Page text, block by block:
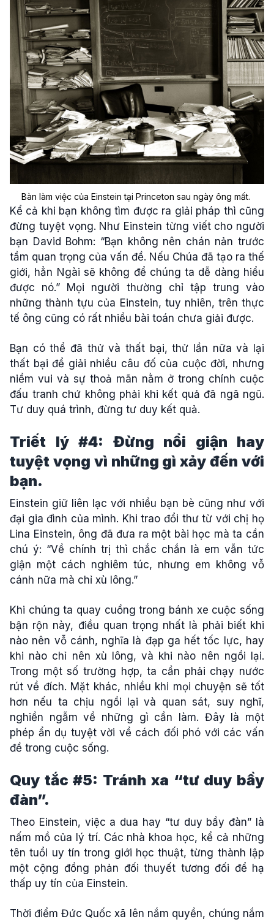
Bàn làm việc của Einstein tại Princeton sau ngày ông mất.
Kể cả khi bạn không tìm được ra giải pháp thì cũng
đừng tuyệt vọng. Như Einstein từng viết cho người
bạn David Bohm: “Bạn không nên chán nản trước
tầm quan trọng của vấn đề. Nếu Chúa đã tạo ra thế
giới, hẳn Ngài sẽ không để chúng ta dễ dàng hiểu
được nó.” Mọi người thường chỉ tập trung vào
những thành tựu của Einstein, tuy nhiên, trên thực
tế ông cũng có rất nhiều bài toán chưa giải được.
Bạn có thể đã thử và thất bại, thử lần nữa và lại
thất bại để giải nhiều câu đố của cuộc đời, nhưng
niềm vui và sự thoả mãn nằm ở trong chính cuộc
đấu tranh chứ không phải khi kết quả đã ngã ngũ.
Tư duy quá trình, đừng tư duy kết quả.
Triết lý #4: Đừng nổi giận hay
tuyệt vọng vì những gì xảy đến với
bạn.
Einstein giữ liên lạc với nhiều bạn bè cũng như với
đại gia đình của mình. Khi trao đổi thư từ với chị họ
Lina Einstein, ông đã đưa ra một bài học mà ta cần
chú ý: “Về chính trị thì chắc chắn là em vẫn tức
giận một cách nghiêm túc, nhưng em không vỗ
cánh nữa mà chỉ xù lông.”
Khi chúng ta quay cuồng trong bánh xe cuộc sống
bận rộn này, điều quan trọng nhất là phải biết khi
nào nên vỗ cánh, nghĩa là đạp ga hết tốc lực, hay
khi nào chỉ nên xù lông, và khi nào nên ngồi lại.
Trong một số trường hợp, ta cần phải chạy nước
rút về đích. Mặt khác, nhiều khi mọi chuyện sẽ tốt
hơn nếu ta chịu ngồi lại và quan sát, suy nghĩ,
nghiền ngẫm về những gì cần làm. Đây là một
phép ẩn dụ tuyệt vời về cách đối phó với các vấn
đề trong cuộc sống.
Quy tắc #5: Tránh xa “tư duy bầy
đàn”.
Theo Einstein, việc a dua hay “tư duy bầy đàn” là
nấm mồ của lý trí. Các nhà khoa học, kể cả những
tên tuổi uy tín trong giới học thuật, từng thành lập
một cộng đồng phản đối thuyết tương đối để hạ
thấp uy tín của Einstein.
Thời điểm Đức Quốc xã lên nắm quyền, chúng nắm